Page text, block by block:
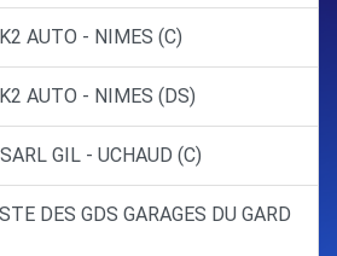
AUTO - NIMES (C)
AUTO - NIMES (DS)
GIL - UCHAUD (C)
DES GDS GARAGES DU GARD